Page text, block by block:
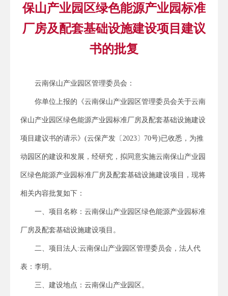
保山产业园区绿色能源产业园标准
厂房及配套基础设施建设项目建议
书的批复
云南保山产业园区管理委员会：
你单位上报的《云南保山产业园区管理委员会关于云南
保山产业园区绿色能源产业园标准厂房及配套基础设施建设
项目建议书的请示》(云保产发〔2023〕70号)已收悉，为推
动园区的建设和发展，经研究，拟同意实施云南保山产业园
区绿色能源产业园标准厂房及配套基础设施建设项目，现将
相关内容批复如下：
一、项目名称：云南保山产业园区绿色能源产业园标准
厂房及配套基础设施建设项目。
二、项目法人:云南保山产业园区管理委员会，法人代
表：李明。
三、建设地点：云南保山产业园区。